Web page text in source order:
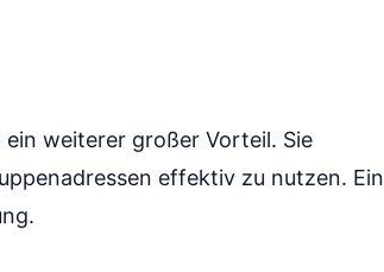
weiterer großer Vorteil. Sie
effektiv zu nutzen. Ein